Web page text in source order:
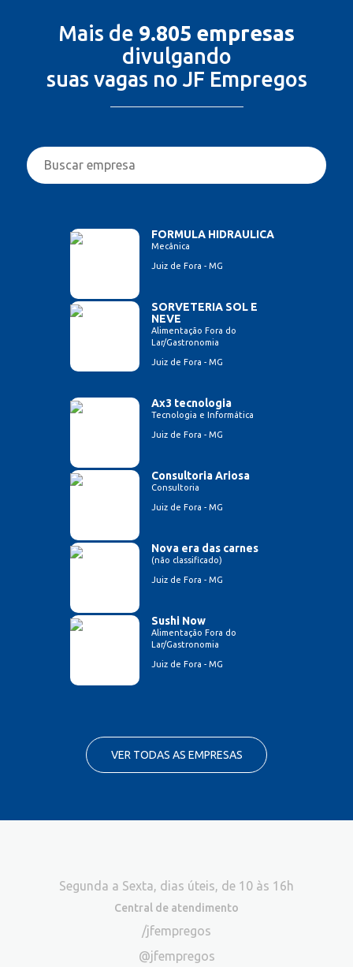
Mais de 9.805 empresas
divulgando
suas vagas no JF Empregos
FORMULA HIDRAULICA
Mecânica
Juiz de Fora - MG
SORVETERIA SOL E
NEVE
Alimentação Fora do
Lar/Gastronomia
Juiz de Fora - MG
Ax3 tecnologia
Tecnologia e Informática
Juiz de Fora - MG
Consultoria Ariosa
Consultoria
Juiz de Fora - MG
Nova era das carnes
(não classificado)
Juiz de Fora - MG
Sushi Now
Alimentação Fora do
Lar/Gastronomia
Juiz de Fora - MG
VER TODAS AS EMPRESAS
Segunda a Sexta, dias úteis, de 10 às 16h
Central de atendimento
/jfempregos
@jfempregos